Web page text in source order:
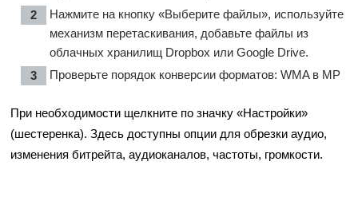
Нажмите на кнопку «Выберите файлы», используйте
механизм перетаскивания, добавьте файлы из
облачных хранилищ Dropbox или Google Drive.
Проверьте порядок конверсии форматов: WMA в MP
При необходимости щелкните по значку «Настройки»
(шестеренка). Здесь доступны опции для обрезки аудио,
изменения битрейта, аудиоканалов, частоты, громкости.